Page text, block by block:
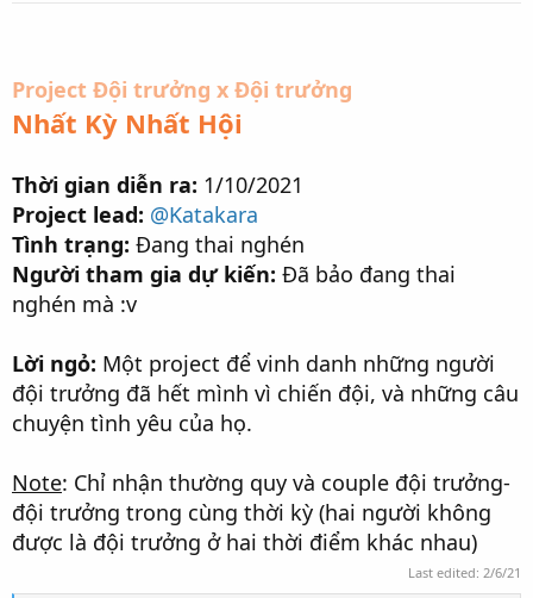
Project Đội trưởng x Đội trưởng
Nhất Kỳ Nhất Hội
Thời gian diễn ra: 1/10/2021
Project lead: @Katakara
Tình trạng: Đang thai nghén
Người tham gia dự kiến: Đã bảo đang thai
nghén mà :v
Lời ngỏ: Một project để vinh danh những người
đội trưởng đã hết mình vì chiến đội, và những câu
chuyện tình yêu của họ.
Note: Chỉ nhận thường quy và couple đội trưởng-
đội trưởng trong cùng thời kỳ (hai người không
được là đội trưởng ở hai thời điểm khác nhau)
Last edited: 2/6/21